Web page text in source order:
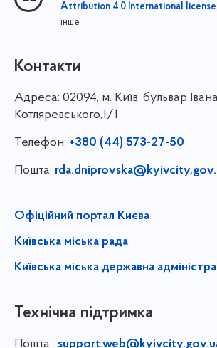
Attribution 4.0 International license
інше
Контакти
Адреса: 02094, м. Київ, бульвар Івана
Котляревського,1/1
Телефон: +380 (44) 573-27-50
Пошта:
Офіційний портал Києва
Київська міська рада
Київська міська державна
Технічна підтримка
Пошта: